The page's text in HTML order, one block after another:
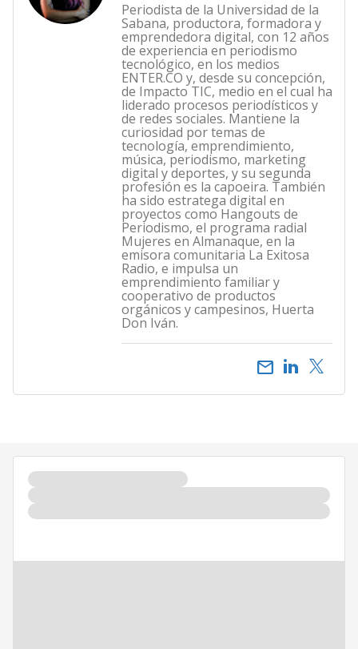
Periodista de la Universidad de la
Sabana, productora, formadora y
emprendedora digital, con 12 años
de experiencia en periodismo
tecnológico, en los medios
ENTER.CO y, desde su concepción,
de Impacto TIC, medio en el cual ha
liderado procesos periodísticos y
de redes sociales. Mantiene la
curiosidad por temas de
tecnología, emprendimiento,
música, periodismo, marketing
digital y deportes, y su segunda
profesión es la capoeira. También
ha sido estratega digital en
proyectos como Hangouts de
Periodismo, el programa radial
Mujeres en Almanaque, en la
emisora comunitaria La Exitosa
Radio, e impulsa un
emprendimiento familiar y
cooperativo de productos
orgánicos y campesinos, Huerta
Don Iván.
email